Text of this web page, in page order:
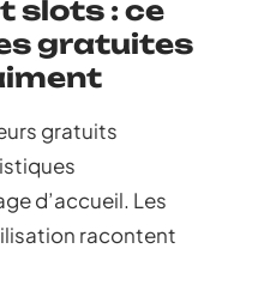
slots : ce
gratuites
gratuits
d’accueil. Les
racontent